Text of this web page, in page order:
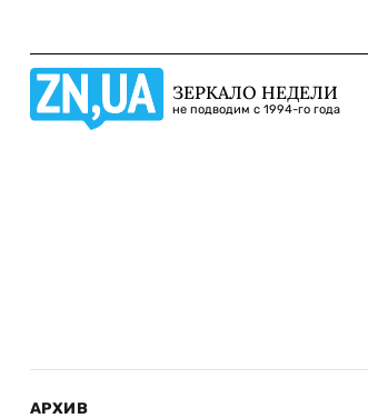
ЗЕРКАЛО НЕДЕЛИ
не подводим с 1994-го года
АРХИВ